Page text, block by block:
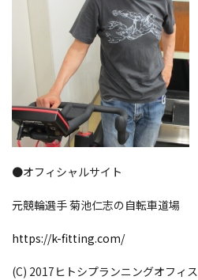
●オフィシャルサイト
元競輪選手 菊池仁志の自転車道場
https://k-fitting.com/
(C) 2017ヒトシプランニングオフィス